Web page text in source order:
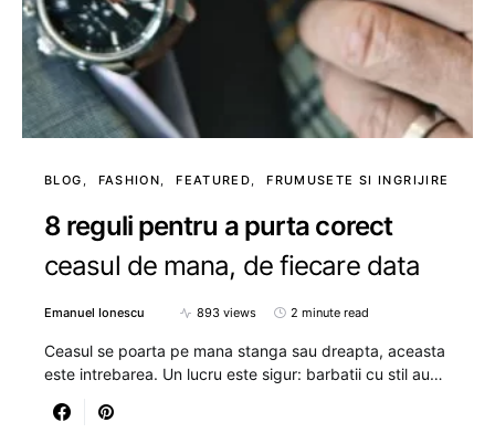
BLOG FASHION FEATURED FRUMUSETE SI INGRIJIRE
8 reguli pentru a purta corect
ceasul de mana, de fiecare data
Emanuel Ionescu 893 views 2 minute read
Ceasul se poarta pe mana stanga sau dreapta, aceasta
este intrebarea. Un lucru este sigur: barbatii cu stil au…